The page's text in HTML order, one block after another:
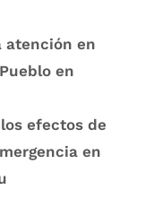
atención en
en
efectos de
en